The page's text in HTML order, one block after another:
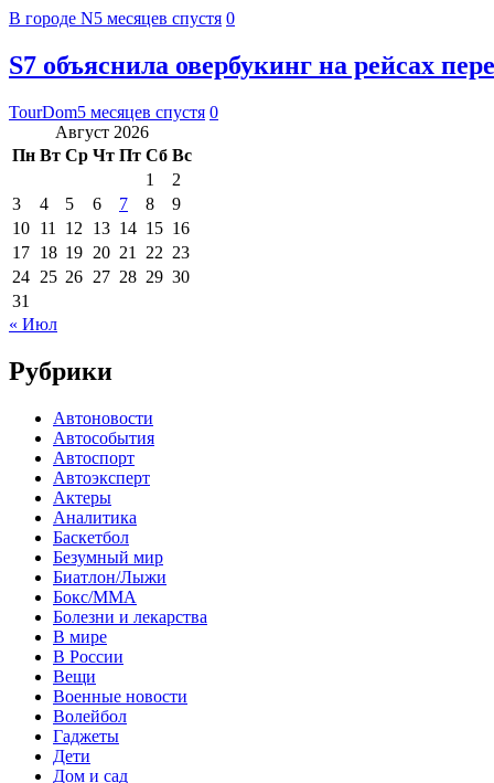
В городе N5 месяцев спустя 0
S7 объяснила овербукинг на рейсах
TourDom5 месяцев спустя 0
Август 2026
Пн Вт Ср Чт Пт Сб Вс
1
2
3
4 5 6 7 8
9
10 11 12 13 14 15 16
17 18 19 20 21 22 23
24 25 26 27 28 29 30
31
« Июл
Рубрики
Автоновости
Автособытия
Автоспорт
Автоэксперт
Актеры
Аналитика
Баскетбол
Безумный мир
Биатлон/Лыжи
Бокс/MMA
Болезни и лекарства
В мире
В России
Вещи
Военные новости
Волейбол
Гаджеты
Дети
Дом и сад